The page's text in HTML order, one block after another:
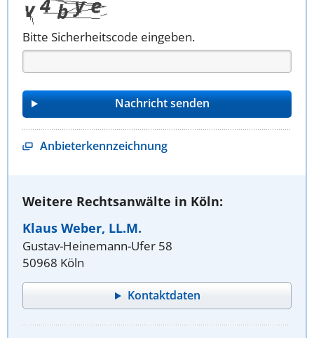
Bitte Sicherheitscode eingeben.
Anbieterkennzeichnung
Weitere Rechtsanwälte in Köln:
Klaus Weber, LL.M.
Gustav-Heinemann-Ufer 58
50968 Köln
Kontaktdaten